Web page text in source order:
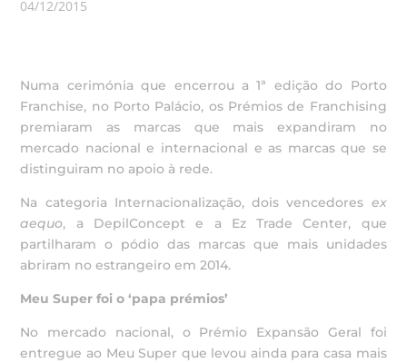
04/12/2015
Numa cerimónia que encerrou a 1ª edição do Porto
Franchise, no Porto Palácio, os Prémios de Franchising
premiaram as marcas que mais expandiram no
mercado nacional e internacional e as marcas que se
distinguiram no apoio à rede.
Na categoria Internacionalização, dois vencedores ex
aequo, a DepilConcept e a Ez Trade Center, que
partilharam o pódio das marcas que mais unidades
abriram no estrangeiro em 2014.
Meu Super foi o ‘papa prémios’
No mercado nacional, o Prémio Expansão Geral foi
entregue ao Meu Super que levou ainda para casa mais